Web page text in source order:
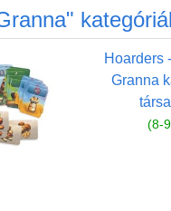
Hoarders
Granna
(8-
Építőjáték
Fajátékok
Játék
Futóbiciklik,